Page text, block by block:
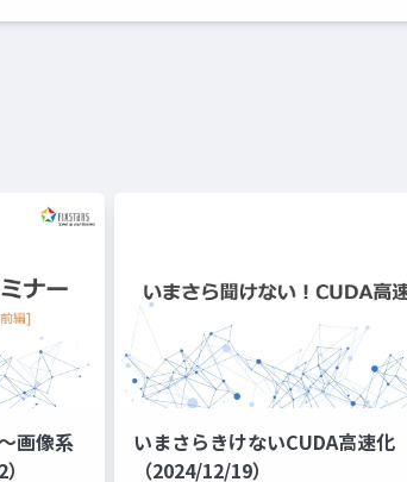
画像系
いまさらきけないCUDA高速化
（2024/12/19）